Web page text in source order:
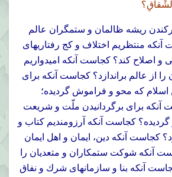
ريشه ظالمان و ستمگران عالم
آنكه منتظريم اختلاف و كج رفتاريهاى
و اصلاح كند؟ كجاست آنكه اميدواريم
از عالم براندازد؟ كجاست آنكه براى
كه محو و فراموش گرديده؛
براى برگردانيدن ملّت و شريعت
كجاست آنكه آرزومنديم كتاب و
كجاست آنكه دين، ايمان و اهل ايمان
آنكه شوكت ستمكاران و متعديان را
آنكه بنا و سازمانهاى شرك و نفاق